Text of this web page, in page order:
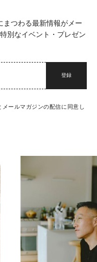
まつわる最新情報がメー
別なイベント・プレゼン
登録
ールマガジンの配信に同意し